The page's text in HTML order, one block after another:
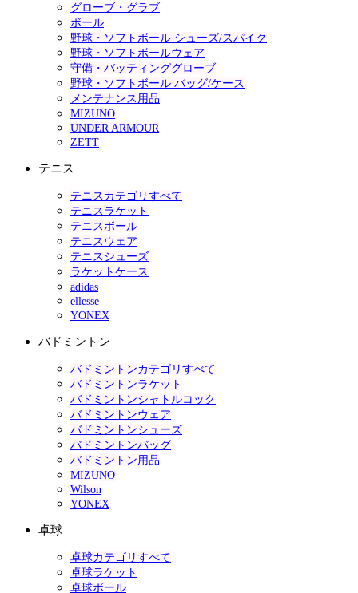
グローブ・グラブ
ボール
野球・ソフトボール シューズ/スパイク
野球・ソフトボールウェア
守備・バッティンググローブ
野球・ソフトボール バッグ/ケース
メンテナンス用品
MIZUNO
UNDER ARMOUR
ZETT
テニス
テニスカテゴリすべて
テニスラケット
テニスボール
テニスウェア
テニスシューズ
ラケットケース
adidas
ellesse
YONEX
バドミントン
バドミントンカテゴリすべて
バドミントンラケット
バドミントンシャトルコック
バドミントンウェア
バドミントンシューズ
バドミントンバッグ
バドミントン用品
MIZUNO
Wilson
YONEX
卓球
卓球カテゴリすべて
卓球ラケット
卓球ボール